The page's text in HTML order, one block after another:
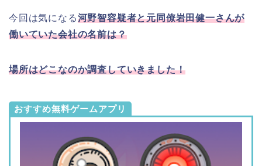
今回は気になる河野智容疑者と元同僚岩田健一さんが
働いていた会社の名前は？
場所はどこなのか調査していきました！
おすすめ無料ゲームアプリ